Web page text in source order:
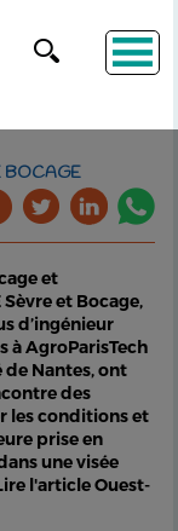
BOCAGE
et
et Bocage,
d’ingénieur
à AgroParisTech
de Nantes, ont
des
les conditions et
prise en
une visée
l'article Ouest-